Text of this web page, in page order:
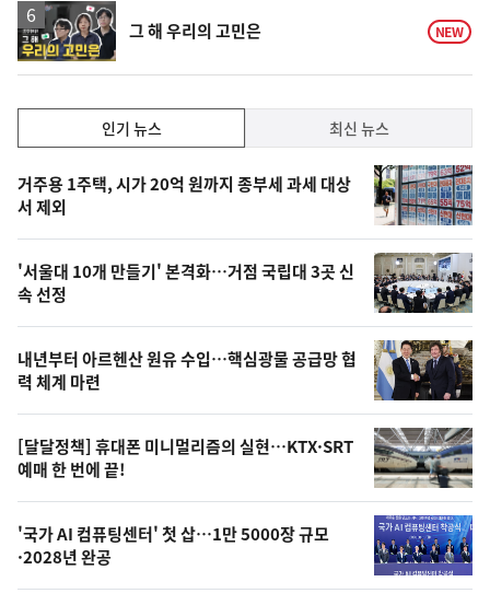
락
영
상
그 해 우리의 고민은 NEW
기,
최
신,
오
늘
의
영
상
오
늘
의
사
진
인기 뉴스 최신 뉴스
기
뉴
스
거주용 1주택, 시가 20억 원까지 종부세 과세 대상
서 제외
'서울대 10개 만들기' 본격화…거점 국립대 3곳 신
속 선정
내년부터 아르헨산 원유 수입…핵심광물 공급망 협
력 체계 마련
[달달정책] 휴대폰 미니멀리즘의 실현…KTX·SRT
예매 한 번에 끝!
'국가 AI 컴퓨팅센터' 첫 삽…1만 5000장 규모
·2028년 완공